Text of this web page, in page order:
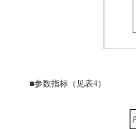
■参数指标（见表4）